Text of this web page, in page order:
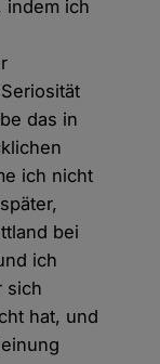
indem ich
das in
ich nicht
bei
ich
sich
hat, und